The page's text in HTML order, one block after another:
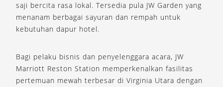
saji bercita rasa lokal. Tersedia pula JW Garden yang
menanam berbagai sayuran dan rempah untuk
kebutuhan dapur hotel.
Bagi pelaku bisnis dan penyelenggara acara, JW
Marriott Reston Station memperkenalkan fasilitas
pertemuan mewah terbesar di Virginia Utara dengan